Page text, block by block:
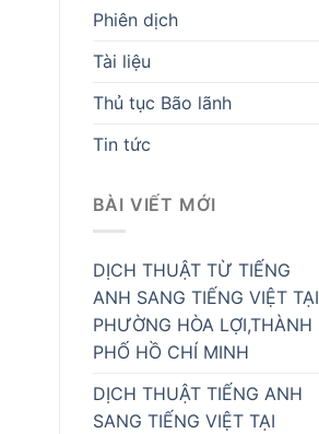
Phiên dịch
Tài liệu
Thủ tục Bão lãnh
Tin tức
BÀI VIẾT MỚI
DỊCH THUẬT TỪ TIẾNG
ANH SANG TIẾNG VIỆT TẠI
PHƯỜNG HÒA LỢI,THÀNH
PHỐ HỒ CHÍ MINH
DỊCH THUẬT TIẾNG ANH
SANG TIẾNG VIỆT TẠI